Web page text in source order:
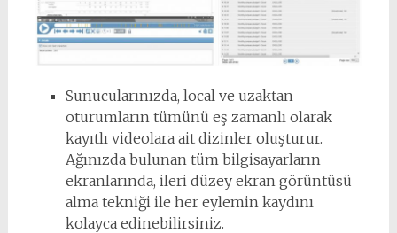
Sunucularınızda, local ve uzaktan
oturumların tümünü eş zamanlı olarak
kayıtlı videolara ait dizinler oluşturur.
Ağınızda bulunan tüm bilgisayarların
ekranlarında, ileri düzey ekran görüntüsü
alma tekniği ile her eylemin kaydını
kolayca edinebilirsiniz.